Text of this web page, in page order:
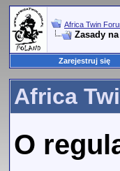
Africa Twin
Zasady
Zarejestruj się
Africa
O